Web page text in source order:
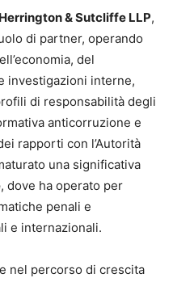
& Sutcliffe LLP,
di partner, operando
del
investigazioni interne,
di responsabilità degli
anticorruzione e
rapporti con l’Autorità
una significativa
, dove ha operato per
penali e
e internazionali.
nel percorso di crescita